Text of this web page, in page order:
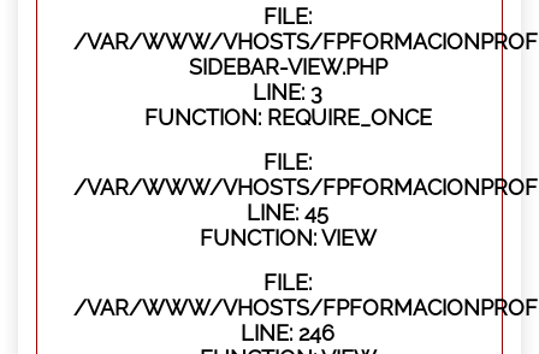
FILE:
/VAR/WWW/VHOSTS/
SIDEBAR-VIEW.PHP
LINE: 3
FUNCTION: REQUIRE_ONCE
FILE:
/VAR/WWW/VHOSTS/
LINE: 45
FUNCTION: VIEW
FILE:
/VAR/WWW/VHOSTS/
LINE: 246